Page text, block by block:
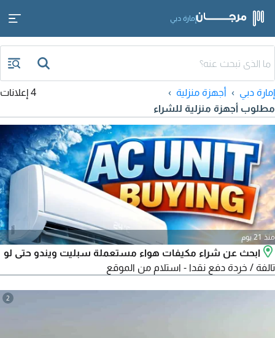
إمارة دبي
إمارة دبي
أجهزة منزلية
مطلوب أجهزة منزلية للشراء
4 إعلانات
منذ 21 يوم
ابحث عن شراء مكيفات هواء مستعملة سبليت ويندو حتى لو
تالفة / خردة دفع نقدا - استلام من الموقع
2